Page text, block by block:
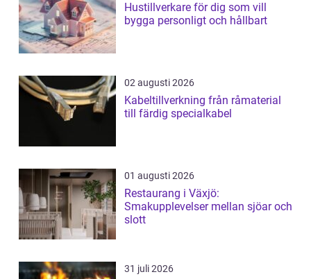
Hustillverkare för dig som vill
bygga personligt och hållbart
02 augusti 2026
Kabeltillverkning från råmaterial
till färdig specialkabel
01 augusti 2026
Restaurang i Växjö:
Smakupplevelser mellan sjöar och
slott
31 juli 2026